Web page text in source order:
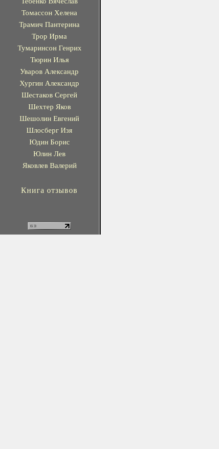
Томассон Хелена
Трамич Пантерина
Трор Ирма
Тумаринсон Генрих
Тюрин Илья
Уваров Александр
Хургин Александр
Шестаков Сергей
Шехтер Яков
Шешолин Евгений
Шлосберг Изя
Юдин Борис
Юлин Лев
Яковлев Валерий
Книга отзывов